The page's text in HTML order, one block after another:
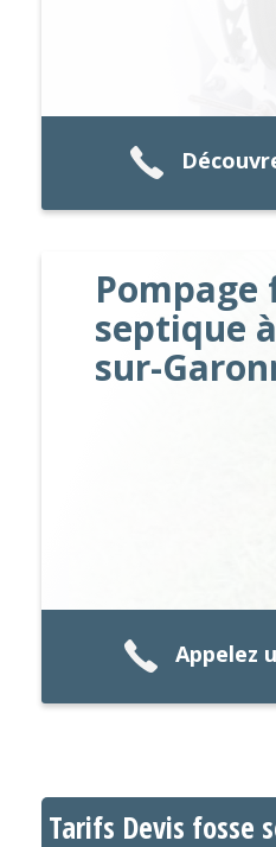
Pompage
septique
sur-
Appelez
Tarifs Devis fosse